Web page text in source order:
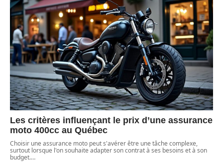
Les critères influençant le prix d’une assurance
moto 400cc au Québec
Choisir une assurance moto peut s'avérer être une tâche complexe,
surtout lorsque l'on souhaite adapter son contrat à ses besoins et à son
budget.…